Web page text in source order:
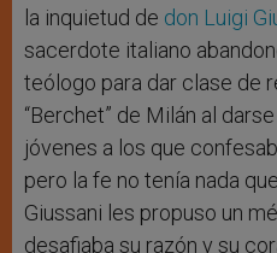
la inquietud de don Luigi
sacerdote italiano
teólogo para dar clase de
“Berchet” de Milán al
jóvenes a los que
pero la fe no tenía nada
Giussani les propuso un
desafiaba su razón y su